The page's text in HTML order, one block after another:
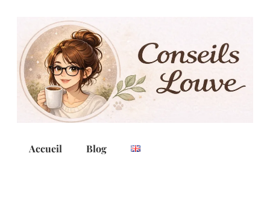
Accueil Blog